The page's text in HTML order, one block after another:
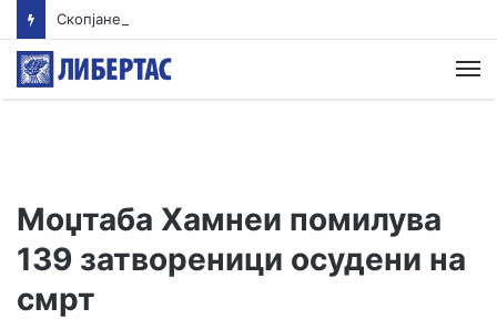
Моџтаба Хамнеи помилува
139 затвореници осудени на
смрт